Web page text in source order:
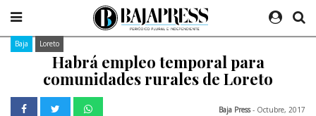
Baja Loreto
Habrá empleo temporal para
comunidades rurales de Loreto
Baja Press - Octubre, 2017